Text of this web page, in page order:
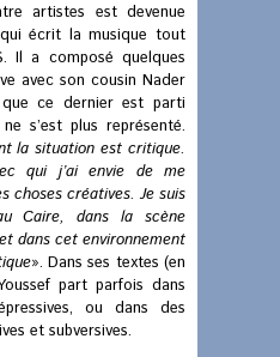
artistes est devenue
écrit la musique tout
Il a composé quelques
avec son cousin Nader
ce dernier est parti
s’est plus représenté.
la situation est critique.
qui j’ai envie de me
choses créatives. Je suis
Caire, dans la scène
dans cet environnement
». Dans ses textes (en
part parfois dans
ou dans des
et subversives.